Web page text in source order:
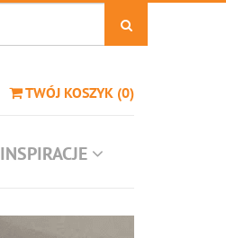
TWÓJ KOSZYK (0)
INSPIRACJE